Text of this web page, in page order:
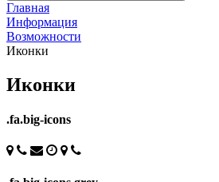
Главная
Информация
Возможности
Иконки
Иконки
.fa.big-icons